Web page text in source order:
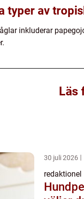
typer av
inkluderar
Läs
30 juli 2026
redaktionel